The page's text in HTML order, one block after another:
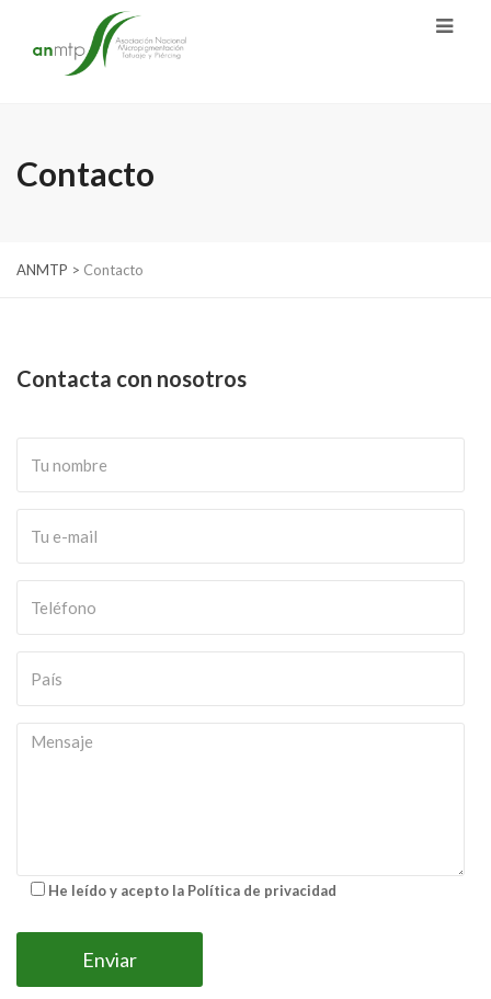
Contacto
ANMTP > Contacto
Contacta con nosotros
He leído y acepto la Política de privacidad